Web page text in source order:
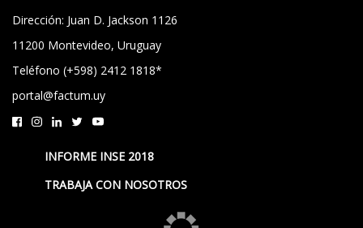
Dirección: Juan D. Jackson 1126
11200 Montevideo, Uruguay
Teléfono (+598) 2412 1818*
portal@factum.uy
INFORME INSE 2018
TRABAJA CON NOSOTROS